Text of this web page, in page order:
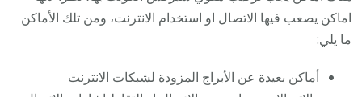
اماكن يصعب فيها الاتصال او استخدام الانترنت، ومن تلك الأماكن
ما يلي:
أماكن بعيدة عن الأبراج المزودة لشبكات الانترنت